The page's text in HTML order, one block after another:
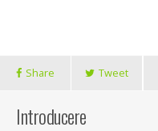
Share Tweet
Introducere